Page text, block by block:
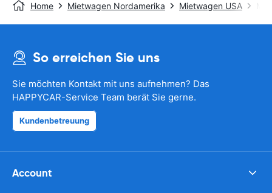
Home Mietwagen Nordamerika Mietwagen USA
So erreichen Sie uns
Sie möchten Kontakt mit uns aufnehmen? Das
HAPPYCAR-Service Team berät Sie gerne.
Kundenbetreuung
Account